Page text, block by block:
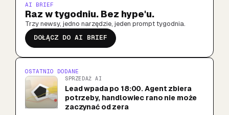
AI BRIEF
Raz w tygodniu. Bez hype'u.
Trzy newsy, jedno narzędzie, jeden prompt tygodnia.
DOŁĄCZ DO AI BRIEF
OSTATNIO DODANE
SPRZEDAŻ AI
Lead wpada po 18:00. Agent zbiera
potrzeby, handlowiec rano nie może
zaczynać od zera